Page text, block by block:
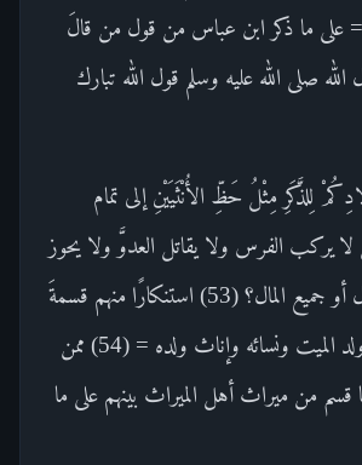
= على ما ذكر ابن عباس من قول من قالَ
صلى الله عليه وسلم قول الله تبارك
لِلذَّكَرِ مِثْلُ حَظِّ الأُنْثَيَيْنِ إلى تمام
يركب الفرس ولا يقاتل العدوَّ ولا يحوز
الغنيمة، نصفَ المال أو جميع المال؟ (53) استنكارًا منهم قسمةَ
الله ما قسم لصغار ولد الميت ونسائه وإناث ولده = (54) ممن
قسم من ميراث أهل الميراث بينهم على ما